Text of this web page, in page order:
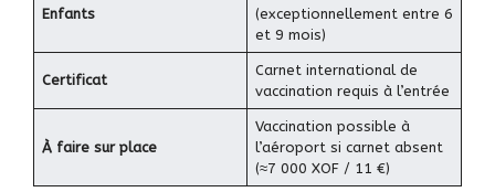
Enfants
(exceptionnellement entre 6
et 9 mois)
Certificat
Carnet international de
vaccination requis à l’entrée
À faire sur place
Vaccination possible à
l’aéroport si carnet absent
(≈7 000 XOF / 11 €)